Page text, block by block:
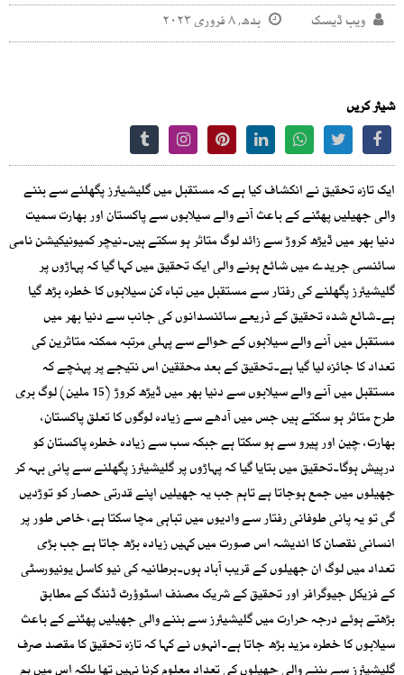
ویب ڈیسک بدھ, ۸ فروری ۲۰۲۳
شیئر کریں
ایک تازہ تحقیق نے انکشاف کیا ہے کہ مستقبل میں گلیشیئرز پگھلنے سے بننے
والی جھیلیں پھٹنے کے باعث آنے والے سیلابوں سے پاکستان اور بھارت سمیت
دنیا بھر میں ڈیڑھ کروڑ سے زائد لوگ متاثر ہو سکتے ہیں۔نیچر کمیونیکیشن نامی
سائنسی جریدے میں شائع ہونے والی ایک تحقیق میں کہا گیا کہ پہاڑوں پر
گلیشیئرز پگھلنے کی رفتار سے مستقبل میں تباہ کن سیلابوں کا خطرہ بڑھ گیا
ہے۔شائع شدہ تحقیق کے ذریعے سائنسدانوں کی جانب سے دنیا بھر میں
مستقبل میں آنے والے سیلابوں کے حوالے سے پہلی مرتبہ ممکنہ متاثرین کی
تعداد کا جائزہ لیا گیا ہے۔تحقیق کے بعد محققین اس نتیجے پر پہنچے کہ
مستقبل میں آنے والے سیلابوں سے دنیا بھر میں ڈیڑھ کروڑ (15 ملین) لوگ بری
طرح متاثر ہو سکتے ہیں جس میں آدھے سے زیادہ لوگوں کا تعلق پاکستان،
بھارت، چین اور پیرو سے ہو سکتا ہے جبکہ سب سے زیادہ خطرہ پاکستان کو
درپیش ہوگا۔تحقیق میں بتایا گیا کہ پہاڑوں پر گلیشیئرز پگھلنے سے پانی بہہ کر
جھیلوں میں جمع ہوجاتا ہے تاہم جب یہ جھیلیں اپنے قدرتی حصار کو توڑدیں
گی تو یہ پانی طوفانی رفتار سے وادیوں میں تباہی مچا سکتا ہے، خاص طور پر
انسانی نقصان کا اندیشہ اس صورت میں کہیں زیادہ بڑھ جاتا ہے جب بڑی
تعداد میں لوگ ان جھیلوں کے قریب آباد ہوں۔برطانیہ کی نیو کاسل یونیورسٹی
کے فزیکل جیوگرافر اور تحقیق کے شریک مصنف اسٹوؤرٹ ڈننگ کے مطابق
بڑھتے ہوئے درجہ حرارت میں گلیشیئرز سے بننے والی جھیلیں پھٹنے کے باعث
سیلابوں کا خطرہ مزید بڑھ جاتا ہے۔انہوں نے کہا کہ تازہ تحقیق کا مقصد صرف